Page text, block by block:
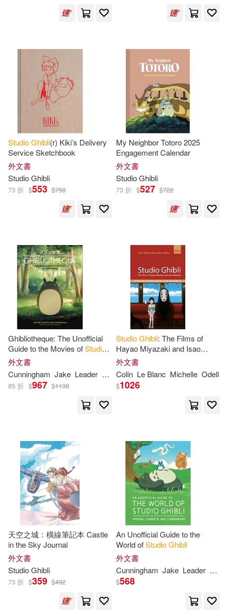
StudioGhibli(r) Kiki’s Delivery
Service Sketchbook
外文書
StudioGhibli
73 折 $553 $758
My Neighbor Totoro 2025
Engagement Calendar
外文書
StudioGhibli
73 折 $527 $722
Ghibliotheque: The Unofficial
Guide to the Movies ofStudio
Ghibli
外文書
Cunningham Jake Leader Michael
85 折 $967 $1138
StudioGhibli: The Films of
Hayao Miyazaki and Isao
Takahata
外文書
Colin Le Blanc Michelle Odell
$1026
天空之城：橫線筆記本 Castle
in the Sky Journal
外文書
StudioGhibli
73 折 $359 $492
An Unofficial Guide to the
World ofStudioGhibli
外文書
Cunningham Jake Leader
$568